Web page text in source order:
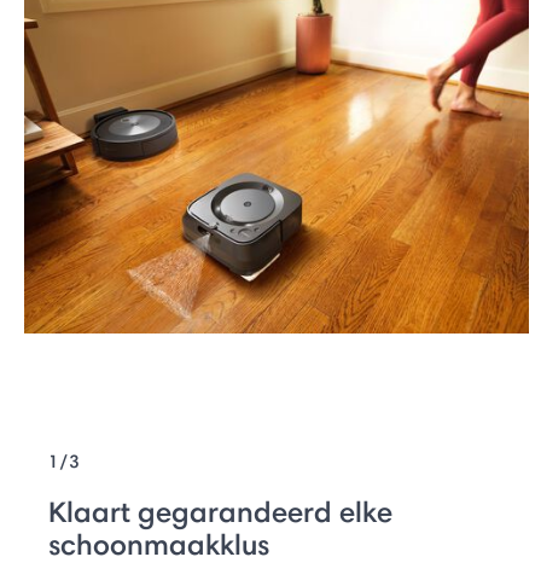
1/3
Klaart gegarandeerd elke
schoonmaakklus